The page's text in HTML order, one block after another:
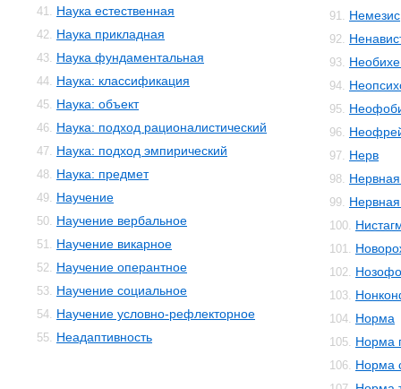
41. Наука естественная
42. Наука прикладная
43. Наука фундаментальная
44. Наука: классификация
45. Наука: объект
46. Наука: подход рационалистический
47. Наука: подход эмпирический
48. Наука: предмет
49. Научение
50. Научение вербальное
51. Научение викарное
52. Научение оперантное
53. Научение социальное
54. Научение условно-рефлекторное
55. Неадаптивность
91. Немезис
92.
93.
94.
95.
96.
97. Нерв
98.
99.
100.
101.
102.
103.
104. Норма
105. Норма
106. Норма